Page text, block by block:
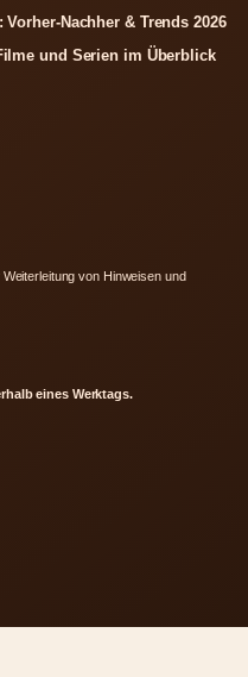
Nachher & Trends 2026
und Serien im Überblick
von Hinweisen und
eines Werktags.